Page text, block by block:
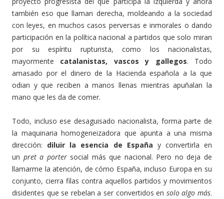
también eso que llaman derecha, moldeando a la sociedad
con leyes, en muchos casos perversas e inmorales o dando
participación en la política nacional a partidos que solo miran
por su espíritu rupturista, como los nacionalistas,
mayormente catalanistas, vascos y gallegos. Todo
amasado por el dinero de la Hacienda española a la que
odian y que reciben a manos llenas mientras apuñalan la
mano que les da de comer.
Todo, incluso ese desaguisado nacionalista, forma parte de
la maquinaria homogeneizadora que apunta a una misma
dirección: diluir la esencia de España y convertirla en
un pret a portersocial más que nacional. Pero no deja de
llamarme la atención, de cómo España, incluso Europa en su
conjunto, cierra filas contra aquellos partidos y movimientos
disidentes que se rebelan a ser convertidos en solo algo más.